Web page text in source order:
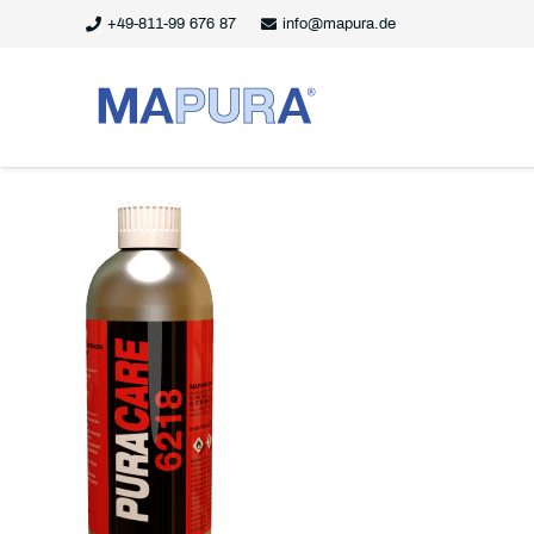
+49-811-99 676 87 info@mapura.de